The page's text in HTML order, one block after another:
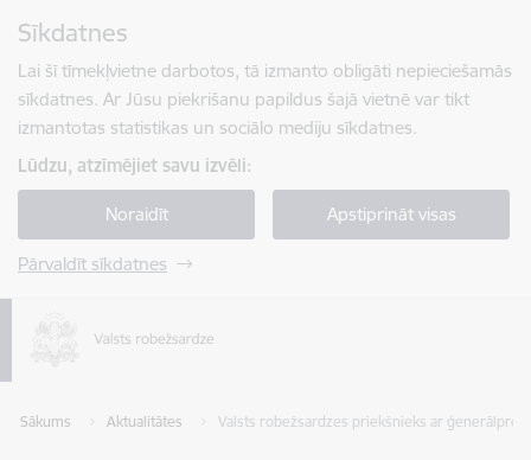
Sīkdatnes
Lai šī tīmekļvietne darbotos, tā izmanto obligāti nepieciešamās
sīkdatnes. Ar Jūsu piekrišanu papildus šajā vietnē var tikt
izmantotas statistikas un sociālo mediju sīkdatnes.
Lūdzu, atzīmējiet savu izvēli:
Noraidīt Apstiprināt visas
Pārvaldīt sīkdatnes
Sākums Aktualitātes Valsts robežsardzes priekšnieks ar